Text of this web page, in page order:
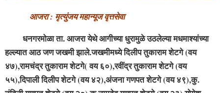
आजरा : मृत्युंजय महान्यूज वृत्तसेवा
धनगरमोळा ता. आजरा येथे आगीच्या धुरामुळे उठलेल्या मधमाश्यांच्या
हल्ल्यात आठ जण जखमी झाले.जखमीमध्ये दिलीप तुकाराम शेटगे (वय
४७),रामचंद्र तुकाराम शेटगे( वय ६०),रवींद्र तुकाराम शेटगे (वय
५५),दिपाली दिलीप शेटगे (वय ४२),अंजना गणपत शेटगे (वय ४९),कु.